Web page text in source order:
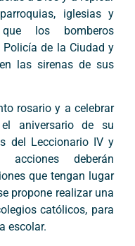
iglesias y
los bomberos
de la Ciudad y
las sirenas de sus
rosario y a celebrar
aniversario de su
del Leccionario IV y
acciones deberán
que tengan lugar
propone realizar una
católicos, para
escolar.